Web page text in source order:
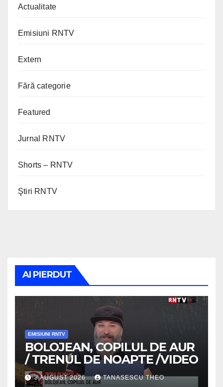
Actualitate
Emisiuni RNTV
Extern
Fără categorie
Featured
Jurnal RNTV
Shorts – RNTV
Ştiri RNTV
AI PIERDUT
EMISIUNI RNTV
BOLOJEAN, COPILUL DE AUR
/ TRENUL DE NOAPTE /VIDEO
3 AUGUST 2026 TANASESCU THEO